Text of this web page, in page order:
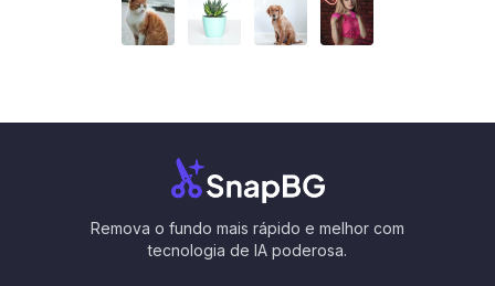
Remova o fundo mais rápido e melhor com
tecnologia de IA poderosa.